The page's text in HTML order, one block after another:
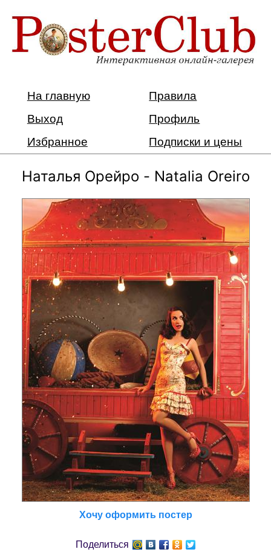
На главную
Правила
Выход
Профиль
Избранное
Подписки и цены
Наталья Орейро - Natalia Oreiro
Хочу оформить постер
Поделиться